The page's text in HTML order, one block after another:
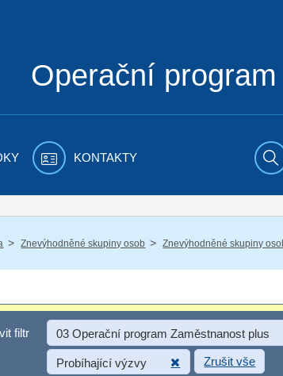
Operační program
KONTAKTY
/ Znevýhodněné skupiny osob / Znevýhodněné skupiny
filtr
filtr 03 Operační program Zaměstnanost plus
Probíhající výzvy Zrušit vše